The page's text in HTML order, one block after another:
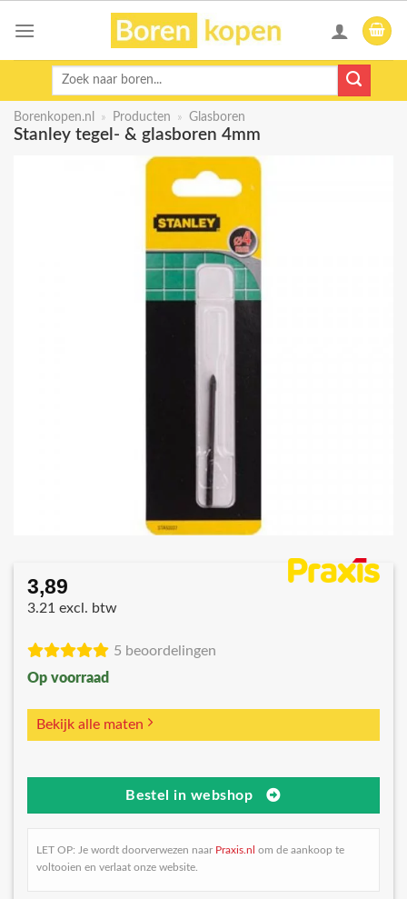
Zoeken
Borenkopen.nl » Producten » Glasboren
Stanley tegel- & glasboren 4mm
3,89
3.21 excl. btw
5 beoordelingen
Op voorraad
Bekijk alle maten
Bestel in webshop
LET OP: Je wordt doorverwezen naar Praxis.nl om de aankoop te
voltooien en verlaat onze website.